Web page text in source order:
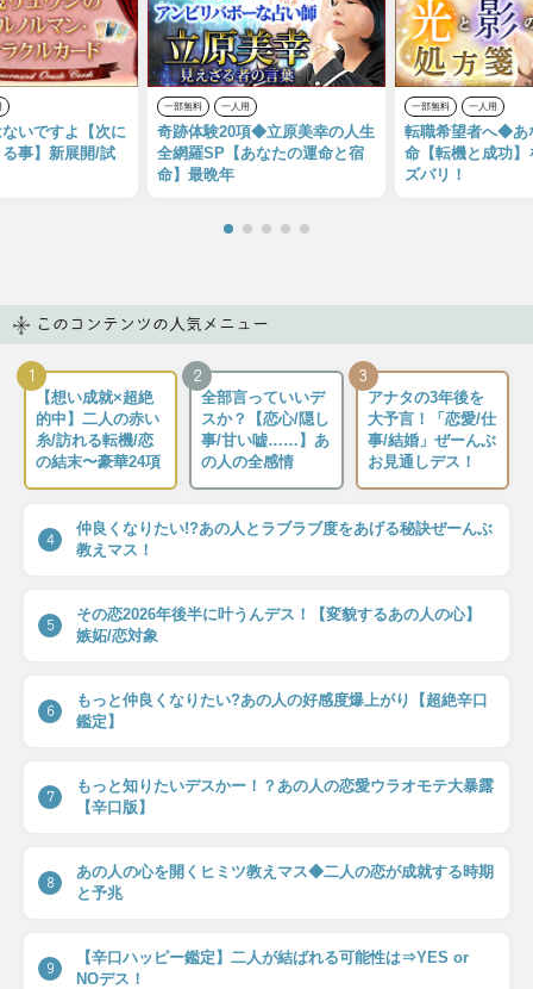
いですよ【次に
事】新展開/試
一部無料 一人用
奇跡体験20項◆立原美幸の人生
全網羅SP【あなたの運命と宿
命】最晩年
一部無料 一人用
転職希望者へ◆あ
命【転機と成功】
ズバリ！
このコンテンツの人気メニュー
1
【想い成就×超絶
的中】二人の赤い
糸/訪れる転機/恋
の結末〜豪華24項
2
全部言っていいデ
スか？【恋心/隠し
事/甘い嘘……】あ
の人の全感情
3
アナタの3年後を
大予言！「恋愛/仕
事/結婚」ぜーんぶ
お見通しデス！
4
仲良くなりたい!?あの人とラブラブ度をあげる秘訣ぜーんぶ
教えマス！
5
その恋2026年後半に叶うんデス！【変貌するあの人の心】
嫉妬/恋対象
6
もっと仲良くなりたい?あの人の好感度爆上がり【超絶辛口
鑑定】
7
もっと知りたいデスかー！？あの人の恋愛ウラオモテ大暴露
【辛口版】
8
あの人の心を開くヒミツ教えマス◆二人の恋が成就する時期
と予兆
9
【辛口ハッピー鑑定】二人が結ばれる可能性は⇒YES or
NOデス！